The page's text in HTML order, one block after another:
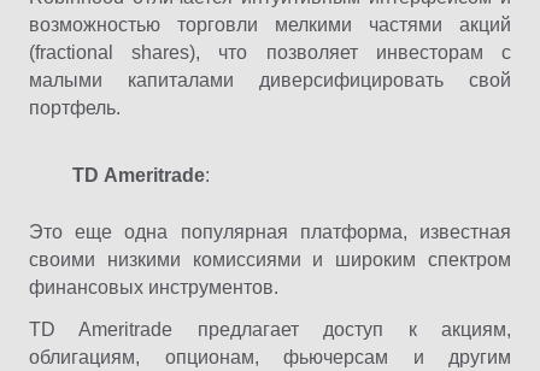
возможностью торговли мелкими частями акций
(fractional shares), что позволяет инвесторам с
малыми капиталами диверсифицировать свой
портфель.
TD Ameritrade:
Это еще одна популярная платформа, известная
своими низкими комиссиями и широким спектром
финансовых инструментов.
TD Ameritrade предлагает доступ к акциям,
облигациям, опционам, фьючерсам и другим